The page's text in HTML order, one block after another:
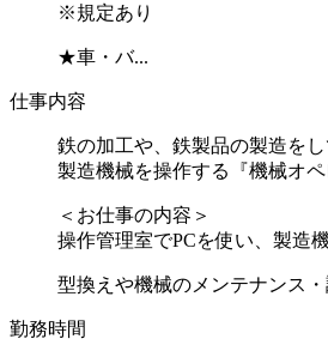
※規定あり
★車・バ...
仕事内容
鉄の加工や、鉄製品の製造を
製造機械を操作する『機械オ
＜お仕事の内容＞
操作管理室でPCを使い、製造
型換えや機械のメンテナンス
勤務時間